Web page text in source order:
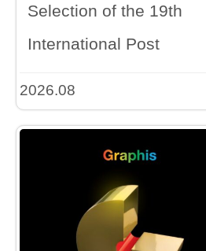
Selection of the 19th
International Post
2026.08